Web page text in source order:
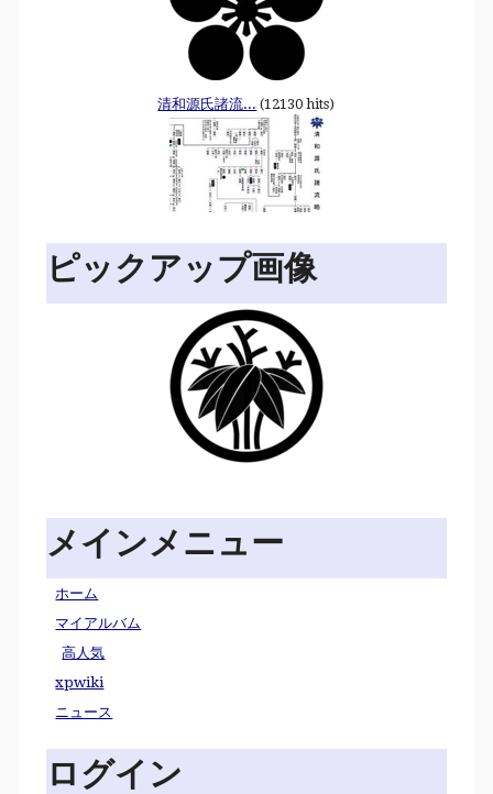
清和源氏諸流... (12130 hits)
ピックアップ画像
メインメニュー
ホーム
マイアルバム
高人気
xpwiki
ニュース
ログイン